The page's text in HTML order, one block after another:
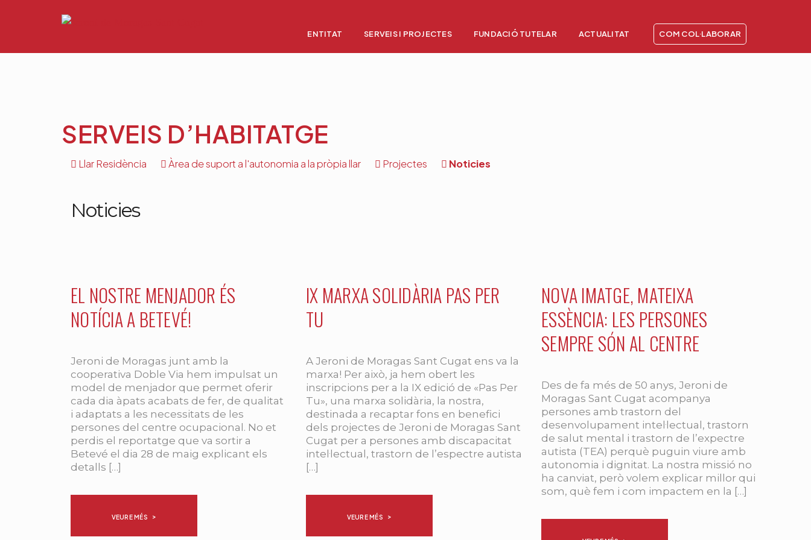
ENTITAT SERVEIS I PROJECTES FUNDACIÓ TUTELAR ACTUALITAT COM COL·LABORAR
SERVEIS D’HABITATGE
Llar Residència Àrea de suport a l'autonomia a la pròpia llar Projectes Noticies
Noticies
EL NOSTRE MENJADOR ÉS
NOTÍCIA A BETEVÉ!
Jeroni de Moragas junt amb la
cooperativa Doble Via hem impulsat un
model de menjador que permet oferir
cada dia àpats acabats de fer, de qualitat
i adaptats a les necessitats de les
persones del centre ocupacional. No et
perdis el reportatge que va sortir a
Betevé el dia 28 de maig explicant els
detalls […]
VEURE MÉS
IX MARXA SOLIDÀRIA PAS PER
TU
A Jeroni de Moragas Sant Cugat ens va la
marxa! Per això, ja hem obert les
inscripcions per a la IX edició de «Pas Per
Tu», una marxa solidària, la nostra,
destinada a recaptar fons en benefici
dels projectes de Jeroni de Moragas Sant
Cugat per a persones amb discapacitat
intel·lectual, trastorn de l’espectre autista
[…]
VEURE MÉS
NOVA IMATGE, MATEIXA
ESSÈNCIA: LES PERSONES
SEMPRE SÓN AL CENTRE
Des de fa més de 50 anys, Jeroni de
Moragas Sant Cugat acompanya
persones amb trastorn del
desenvolupament intel·lectual, trastorn
de salut mental i trastorn de l’expectre
autista (TEA) perquè puguin viure amb
autonomia i dignitat. La nostra missió no
ha canviat, però volem explicar millor qui
som, què fem i com impactem en la […]